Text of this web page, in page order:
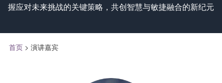
握应对未来挑战的关键策略，共创智慧与敏捷融合的新纪元
首页 > 演讲嘉宾